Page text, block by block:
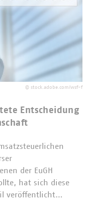
© stock.adobe.com/wsf-f
Entscheidung
der EuGH
hat sich diese
veröffentlicht…